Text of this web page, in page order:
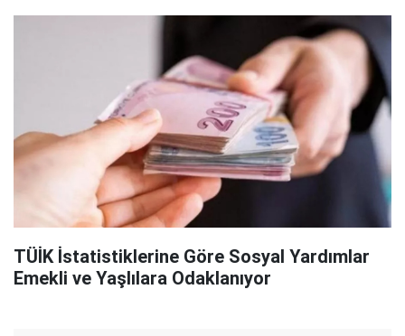
TÜİK İstatistiklerine Göre Sosyal Yardımlar
Emekli ve Yaşlılara Odaklanıyor